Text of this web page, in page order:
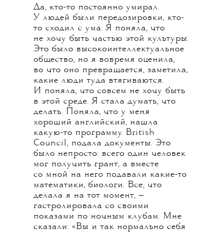
Да, кто-то постоянно умирал.
У людей были передозировки, кто-
то сходил с ума. Я поняла, что
не хочу быть частью этой культуры.
Это было высокоинтеллектуальное
общество, но я вовремя оценила,
во что оно превращается, заметила,
какие люди туда втягиваются.
И поняла, что совсем не хочу быть
в этой среде. Я стала думать, что
делать. Поняла, что у меня
хороший английский, нашла
какую-то программу British
Council, подала документы. Это
было непросто: всего один человек
мог получить грант, а вместе
со мной на него подавали какие-то
математики, биологи. Все, что
делала я на тот момент, —
гастролировала со своими
показами по ночным клубам. Мне
сказали: «Вы и так нормально себя